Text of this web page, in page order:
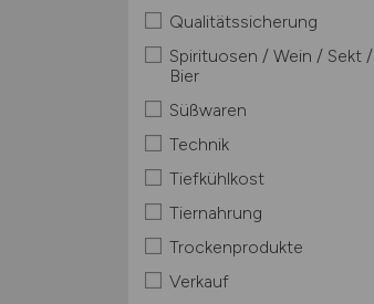
Qualitätssicherung
Spirituosen / Wein / Sekt /
Bier
Süßwaren
Technik
Tiefkühlkost
Tiernahrung
Trockenprodukte
Verkauf